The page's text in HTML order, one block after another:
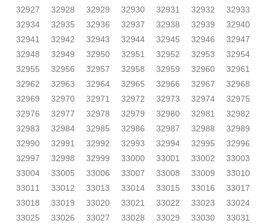
32927
32928 32929 32930 32931 32932
32933
32934
32935 32936 32937 32938 32939
32940
32941
32942 32943 32944 32945 32946
32947
32948
32949 32950 32951 32952 32953
32954
32955
32956 32957 32958 32959 32960
32961
32962
32963 32964 32965 32966 32967
32968
32969
32970 32971 32972 32973 32974
32975
32976
32977 32978 32979 32980 32981
32982
32983
32984 32985 32986 32987 32988
32989
32990
32991 32992 32993 32994 32995
32996
32997
32998 32999 33000 33001 33002
33003
33004
33005 33006 33007 33008 33009
33010
33011
33012 33013 33014 33015 33016
33017
33018
33019 33020 33021 33022 33023
33024
33025
33026 33027 33028 33029 33030
33031